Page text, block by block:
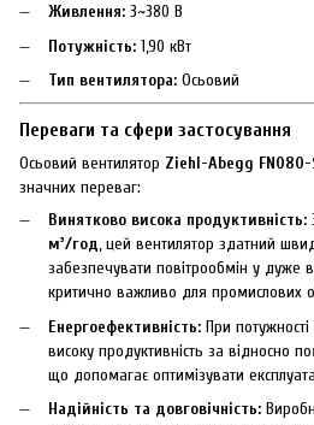
Живлення: 3~380 В
Потужність: 1,90 кВт
Тип вентилятора: Осьовий
Переваги та сфери застосування
Осьовий вентилятор Ziehl-Abegg FN080-
значних переваг:
Винятково висока продуктивність:
м³/год, цей вентилятор здатний
забезпечувати повітрообмін у дуже
критично важливо для промислових
Енергоефективність: При
високу продуктивність за відносно
що допомагає оптимізувати
Надійність та довговічність: